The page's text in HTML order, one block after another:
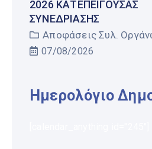
2026 ΚΑΤΕΠΕΊΓΟΥΣΑΣ
ΣΥΝΕΔΡΊΑΣΗΣ
Αποφάσεις Συλ.
07/08/2026
Ημερολόγιο